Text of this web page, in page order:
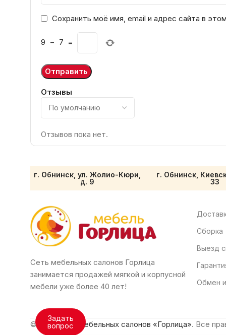
Отзывы
Отзывов пока нет.
Сохранить моё имя, email и адрес сайта в
9 − 7 =
г. Обнинск, ул. Жолио-Кюри,
д. 9
г. Обнинск,
33
Сеть мебельных салонов Горлица
занимается продажей мягкой и корпусной
мебели уже более 40 лет!
Сборка
Выезд
Обмен
Задать
вопрос
© 2026Сеть мебельных салонов «Горлица». Все